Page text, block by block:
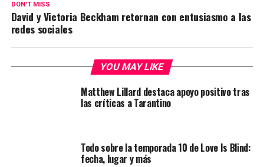
DON'T MISS
David y Victoria Beckham retornan con entusiasmo a las
redes sociales
YOU MAY LIKE
Matthew Lillard destaca apoyo positivo tras
las críticas a Tarantino
Todo sobre la temporada 10 de Love Is Blind:
fecha, lugar y más